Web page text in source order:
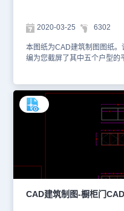
2020-03-25 6302
本图纸为CAD建筑制图图纸
编为您截屏了其中五个户型的
网进行学习。本图纸仅用于
CAD建筑制图-橱柜门